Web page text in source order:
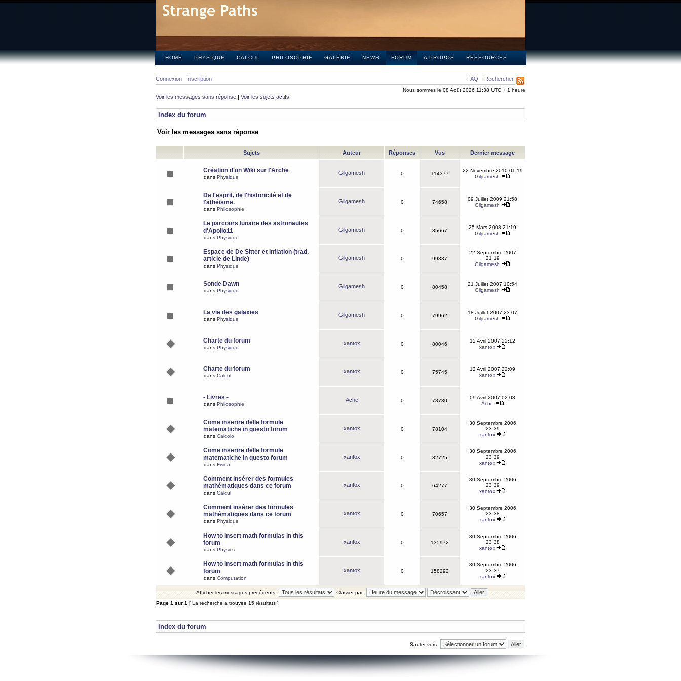
HOME PHYSIQUE CALCUL PHILOSOPHIE GALERIE NEWS FORUM A PROPOS RESSOURCES
FAQ Rechercher
Connexion Inscription
Nous sommes le 08 Août 2026 11:38 UTC + 1 heure
Voir les messages sans réponse | Voir les sujets actifs
Index du forum
Voir les messages sans réponse
Sujets Auteur Réponses Vus Dernier message
Création d'un Wiki sur l'Arche
dans Physique
Gilgamesh 0 114377
22 Novembre 2010 01:19
Gilgamesh
De l'esprit, de l'historicité et de
l'athéisme.
dans Philosophie
Gilgamesh 0 74658
09 Juillet 2009 21:58
Gilgamesh
Le parcours lunaire des astronautes
d'Apollo11
dans Physique
Gilgamesh 0 85667
25 Mars 2008 21:19
Gilgamesh
Espace de De Sitter et inflation (trad.
article de Linde)
dans Physique
Gilgamesh 0 99337
22 Septembre 2007
21:19
Gilgamesh
Sonde Dawn
dans Physique
Gilgamesh 0 80458
21 Juillet 2007 10:54
Gilgamesh
La vie des galaxies
dans Physique
Gilgamesh 0 79962
18 Juillet 2007 23:07
Gilgamesh
Charte du forum
dans Physique
xantox 0 80046
12 Avril 2007 22:12
xantox
Charte du forum
dans Calcul
xantox 0 75745
12 Avril 2007 22:09
xantox
- Livres -
dans Philosophie
Ache 0 78730
09 Avril 2007 02:03
Ache
Come inserire delle formule
matematiche in questo forum
dans Calcolo
xantox 0 78104
30 Septembre 2006
23:39
xantox
Come inserire delle formule
matematiche in questo forum
dans Fisica
xantox 0 82725
30 Septembre 2006
23:39
xantox
Comment insérer des formules
mathématiques dans ce forum
dans Calcul
xantox 0 64277
30 Septembre 2006
23:39
xantox
Comment insérer des formules
mathématiques dans ce forum
dans Physique
xantox 0 70657
30 Septembre 2006
23:38
xantox
How to insert math formulas in this
forum
dans Physics
xantox 0 135972
30 Septembre 2006
23:38
xantox
How to insert math formulas in this
forum
dans Computation
xantox 0 158292
30 Septembre 2006
23:37
xantox
Afficher les messages précédents:
Classer par:
Page 1 sur 1 [ La recherche a trouvée 15 résultats ]
Index du forum
Sauter vers: